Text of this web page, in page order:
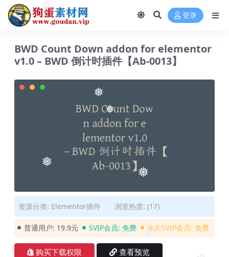
❅
❅
❅
❅
❅
❅
❅
❅
❅
❅
❅ 登录
BWD Count Down addon for elementor
v1.0 – BWD 倒计时插件【Ab-0013】
资源分类: Elementor插件 浏览热度: (17)
普通用户: 19.9元 SVIP会员: 免费 永久SVIP会员: 免费
购买下载权限 查看预览